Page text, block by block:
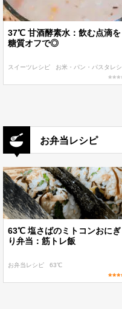
37℃ 甘酒酵素水：飲む点滴を
糖質オフで◎
スイーツレシピ お米・パン・パスタレシピ
お弁当レシピ
63℃ 塩さばのミトコンおにぎ
り弁当：筋トレ飯
お弁当レシピ 63℃